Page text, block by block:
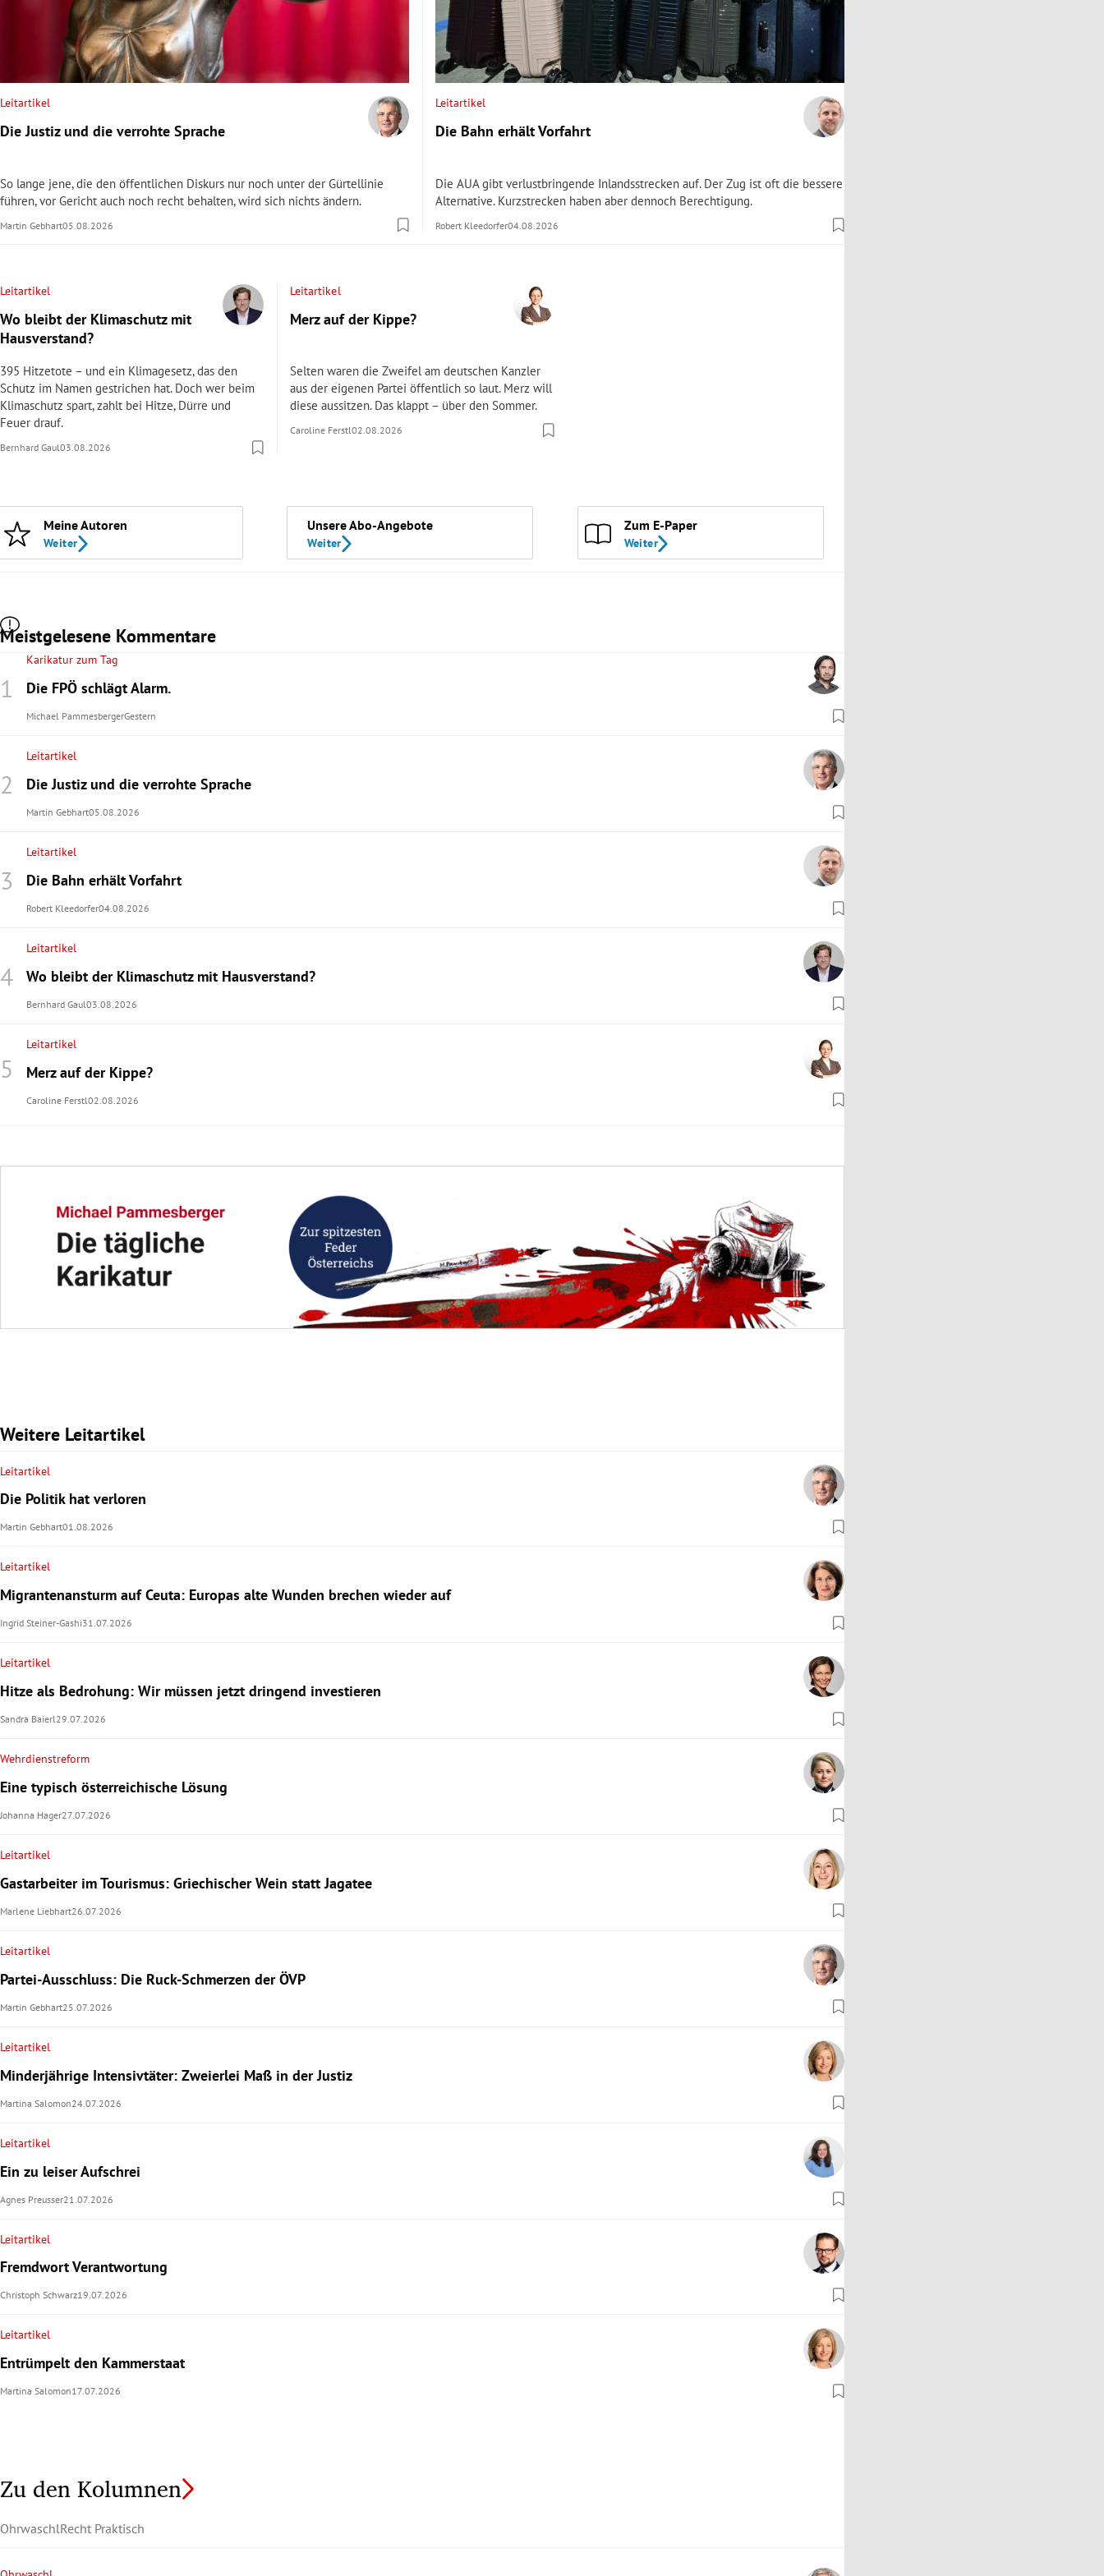
Untermenü
Untermenü
Untermenü
Untermenü
Untermenü
Leitartikel
Die Justiz und die verrohte Sprache
So lange jene, die den öffentlichen Diskurs nur noch unter der Gürtellinie
führen, vor Gericht auch noch recht behalten, wird sich nichts ändern.
Martin Gebhart05.08.2026
Leitartikel
Die Bahn erhält Vorfahrt
Die AUA gibt verlustbringende Inlandsstrecken auf. Der Zug ist oft die bessere
Alternative. Kurzstrecken haben aber dennoch Berechtigung.
Robert Kleedorfer04.08.2026
Leitartikel
Wo bleibt der Klimaschutz mit
Hausverstand?
395 Hitzetote – und ein Klimagesetz, das den
Schutz im Namen gestrichen hat. Doch wer beim
Klimaschutz spart, zahlt bei Hitze, Dürre und
Feuer drauf.
Bernhard Gaul03.08.2026
Leitartikel
Merz auf der Kippe?
Selten waren die Zweifel am deutschen Kanzler
aus der eigenen Partei öffentlich so laut. Merz will
diese aussitzen. Das klappt – über den Sommer.
Caroline Ferstl02.08.2026
Meine Autoren
Weiter
Unsere Abo-Angebote
Weiter
Zum E-Paper
Weiter
Meistgelesene Kommentare
Karikatur zum Tag
Die FPÖ schlägt Alarm.
Michael PammesbergerGestern
Leitartikel
Die Justiz und die verrohte Sprache
Martin Gebhart05.08.2026
Leitartikel
Die Bahn erhält Vorfahrt
Robert Kleedorfer04.08.2026
Leitartikel
Wo bleibt der Klimaschutz mit Hausverstand?
Bernhard Gaul03.08.2026
Leitartikel
Merz auf der Kippe?
Caroline Ferstl02.08.2026
Weitere Leitartikel
Leitartikel
Die Politik hat verloren
Martin Gebhart01.08.2026
Leitartikel
Migrantenansturm auf Ceuta: Europas alte Wunden brechen wieder auf
Ingrid Steiner-Gashi31.07.2026
Leitartikel
Hitze als Bedrohung: Wir müssen jetzt dringend investieren
Sandra Baierl29.07.2026
Wehrdienstreform
Eine typisch österreichische Lösung
Johanna Hager27.07.2026
Leitartikel
Gastarbeiter im Tourismus: Griechischer Wein statt Jagatee
Marlene Liebhart26.07.2026
Leitartikel
Partei-Ausschluss: Die Ruck-Schmerzen der ÖVP
Martin Gebhart25.07.2026
Leitartikel
Minderjährige Intensivtäter: Zweierlei Maß in der Justiz
Martina Salomon24.07.2026
Leitartikel
Ein zu leiser Aufschrei
Agnes Preusser21.07.2026
Leitartikel
Fremdwort Verantwortung
Christoph Schwarz19.07.2026
Leitartikel
Entrümpelt den Kammerstaat
Martina Salomon17.07.2026
Zu den Kolumnen
OhrwaschlRecht Praktisch